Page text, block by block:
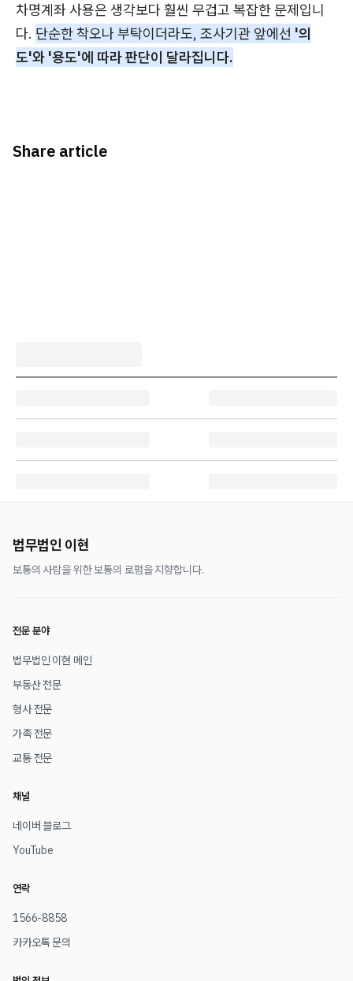
차명계좌 사용은 생각보다 훨씬 무겁고 복잡한 문제입니
다. 단순한 착오나 부탁이더라도, 조사기관 앞에선 '의
도'와 '용도'에 따라 판단이 달라집니다.
Share article
법무법인 이현
보통의 사람을 위한 보통의 로펌을 지향합니다.
전문 분야
법무법인 이현 메인
부동산 전문
형사 전문
가족 전문
교통 전문
채널
네이버 블로그
YouTube
연락
1566-8858
카카오톡 문의